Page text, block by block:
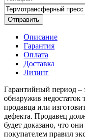
Отправить
Описание
Гарантия
Оплата
Доставка
Лизинг
Гарантийный период –
обнаружив недостаток
продавца или
дефекта. Продавец
будет доказано, что
покупателем правил